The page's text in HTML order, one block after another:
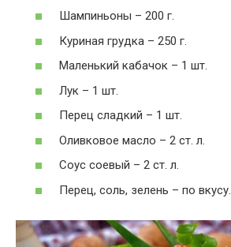
Шампиньоны – 200 г.
Куриная грудка – 250 г.
Маленький кабачок – 1 шт.
Лук – 1 шт.
Перец сладкий – 1 шт.
Оливковое масло – 2 ст. л.
Соус соевый – 2 ст. л.
Перец, соль, зелень – по вкусу.